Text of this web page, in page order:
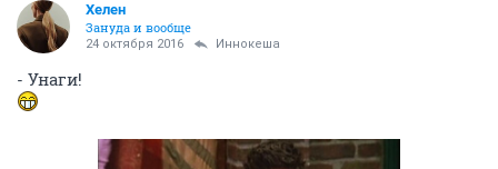
Хелен
Зануда и вообще
24 октября 2016 Иннокеша
- Унаги!